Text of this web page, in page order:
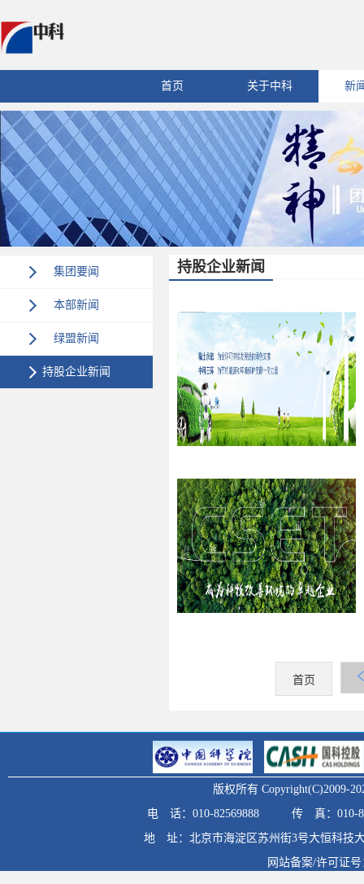
首页 关于中科 新
集团要闻
本部新闻
绿盟新闻
持股企业新闻
持股企业新闻
首页
版权所有 Copyright(C)2009-
电 话：010-82569888
传 真：010-
地 址：北京市海淀区苏州街3号大恒科技
网站备案/许可证号